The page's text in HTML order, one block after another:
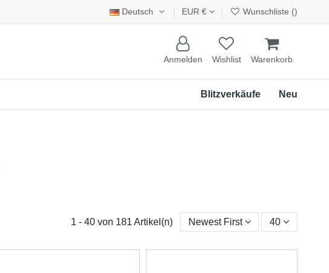
Deutsch EUR € Wunschliste ()
Anmelden Wishlist Warenkorb
Neu
Blitzverkäufe
1 - 40 von 181 Artikel(n) Newest First 40